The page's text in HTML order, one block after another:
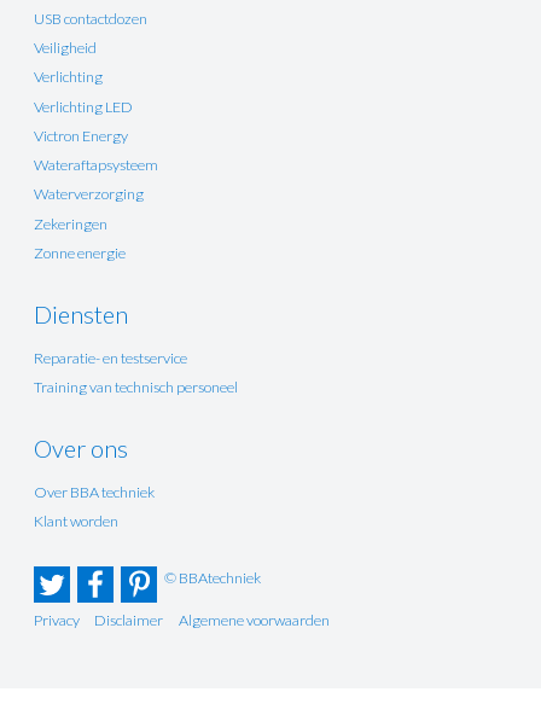
USB contactdozen
Veiligheid
Verlichting
Verlichting LED
Victron Energy
Wateraftapsysteem
Waterverzorging
Zekeringen
Zonne energie
Diensten
Reparatie- en testservice
Training van technisch personeel
Over ons
Over BBA techniek
Klant worden
© BBAtechniek
Privacy Disclaimer Algemene voorwaarden